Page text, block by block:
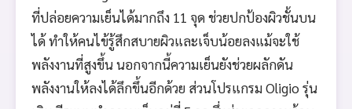
ที่ปล่อยความเย็นได้มากถึง 11 จุด ช่วยปกป้องผิวชั้นบน
ได้ ทำให้คนไข้รู้สึกสบายผิวและเจ็บน้อยลงแม้จะใช้
พลังงานที่สูงขึ้น นอกจากนี้ความเย็นยังช่วยผลักดัน
พลังงานให้ลงได้ลึกขึ้นอีกด้วย ส่วนโปรแกรม Oligio รุ่น